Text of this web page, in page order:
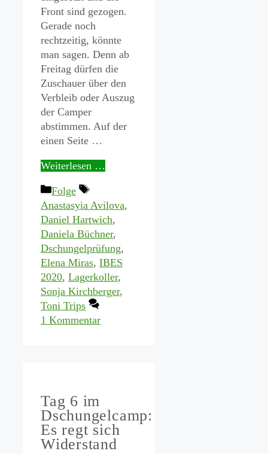
Front sind gezogen.
Gerade noch
rechtzeitig, könnte
man sagen. Denn ab
Freitag dürfen die
Zuschauer über den
Verbleib oder Auszug
der Camper
abstimmen. Auf der
einen Seite …
Weiterlesen …
Kategorien
Folge
Schlagwörter
Anastasyia Avilova,
Daniel Hartwich,
Daniela Büchner,
Dschungelprüfung,
Elena Miras, IBES
2020, Lagerkoller,
Sonja Kirchberger,
Toni Trips
1 Kommentar
Tag 6 im
Dschungelcamp:
Es regt sich
Widerstand